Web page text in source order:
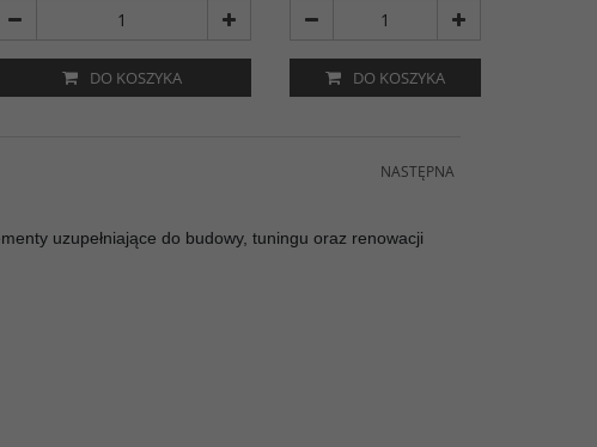
DO KOSZYKA DO KOSZYKA
NASTĘPNA
uzupełniające do budowy, tuningu oraz renowacji